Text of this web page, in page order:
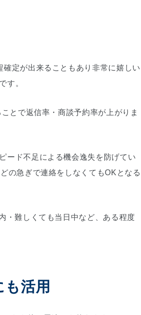
定が出来ることもあり非常に嬉しい
す。
とで返信率・商談予約率が上がりま
ード不足による機会逸失を防げてい
の急ぎで連絡をしなくてもOKとなる
・難しくても当日中など、ある程度
活用